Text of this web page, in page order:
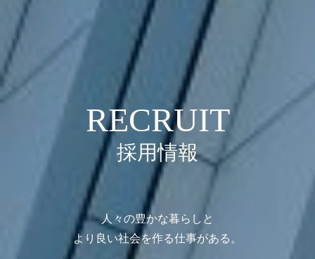
RECRUIT
採用情報
人々の豊かな暮らしと
より良い社会を作る仕事がある。